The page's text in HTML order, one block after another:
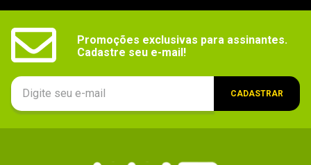
Promoções exclusivas para assinantes.
Cadastre seu e-mail!
CADASTRAR